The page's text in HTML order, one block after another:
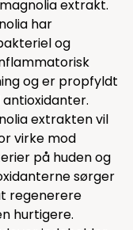
extrakt.
har
og
og er propfyldt
extrakten vil
virke mod
på huden og
sørger
regenerere
hurtigere.